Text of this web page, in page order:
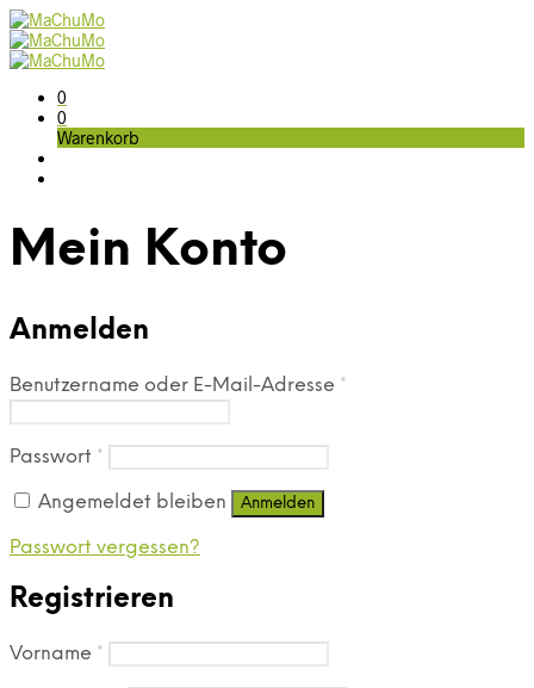
0
0
Warenkorb
Mein Konto
Anmelden
Benutzername oder E-Mail-Adresse *
Passwort *
Angemeldet bleiben Anmelden
Passwort vergessen?
Registrieren
Vorname *